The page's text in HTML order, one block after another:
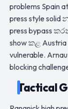
problems Spain
press style solid
press bypass
show කළ
vulnerable.
blocking
Tactical